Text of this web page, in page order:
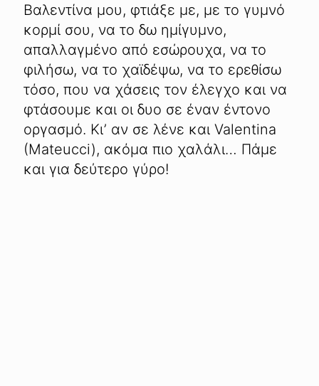
Βαλεντίνα μου, φτιάξε με, με το γυμνό
κορμί σου, να το δω ημίγυμνο,
απαλλαγμένο από εσώρουχα, να το
φιλήσω, να το χαϊδέψω, να το ερεθίσω
τόσο, που να χάσεις τον έλεγχο και να
φτάσουμε και οι δυο σε έναν έντονο
οργασμό. Κι’ αν σε λένε και Valentina
(Mateucci), ακόμα πιο χαλάλι… Πάμε
και για δεύτερο γύρο!